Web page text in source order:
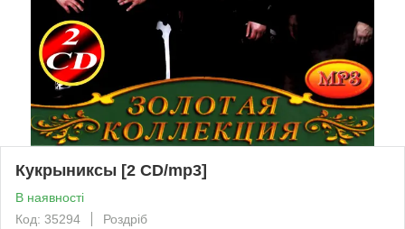
Кукрыниксы [2 CD/mp3]
В наявності
Код: 35294
Роздріб